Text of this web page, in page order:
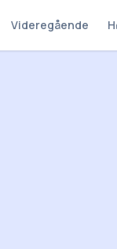
Videregående